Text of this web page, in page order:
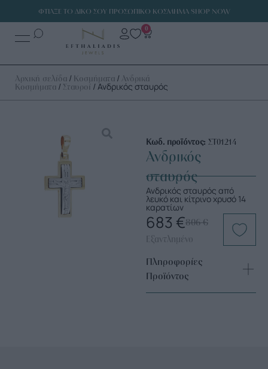
ΦΤΙΑΞΕ ΤΟ ΔΙΚΟ ΣΟΥ ΠΡΟΣΩΠΙΚΟ ΚΟΣΜΗΜΑ SHOP NOW
0
Αρχική σελίδα / Κοσμήματα / Ανδρικά
Κοσμήματα / Σταυροί / Ανδρικός σταυρός
Κωδ. προϊόντος: ΣΤ01214
Ανδρικός
σταυρός
Ανδρικός σταυρός από
λευκό και κίτρινο χρυσό 14
καρατίων
806€
683 €
Εξαντλημένο
Πληροφορίες
Προϊόντος